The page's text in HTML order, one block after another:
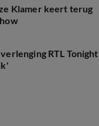
Klamer keert terug
RTL Tonight